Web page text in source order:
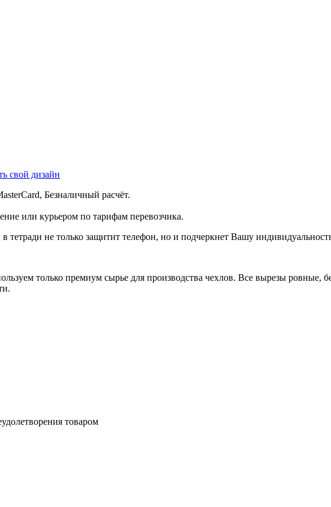
свой дизайн
Безналичный расчёт.
или курьером по тарифам перевозчика.
тетради не только защитит телефон, но и подчеркнет Вашу
только премиум сырье для производства чехлов. Все вырезы ровные,
товаром